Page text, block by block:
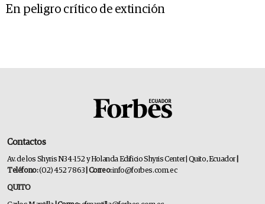
En peligro crítico de extinción
Contactos
Av. de los Shyris N34-152 y Holanda Edificio Shyris Center | Quito, Ecuador
Teléfono:(02) 452 7863 | Correo:info@forbes.com.ec
QUITO